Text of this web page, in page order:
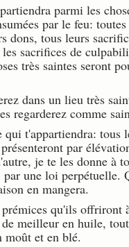
parmi les
par le feu:
dons, tous leurs
sacrifices de
très saintes seront
dans un lieu très
regarderez comme
qui t'appartiendra: tous
par
je te les donne à
une loi perpétuelle.
en mangera.
prémices qu'ils offriront
meilleur en huile,
moût et en blé.